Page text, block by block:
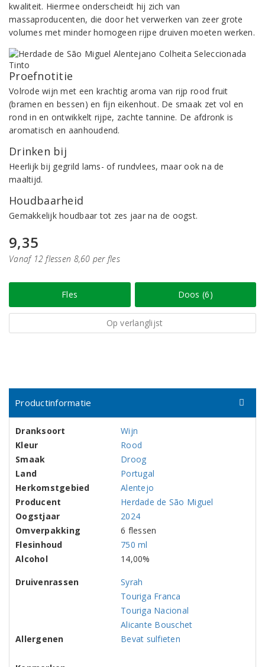
kwaliteit. Hiermee onderscheidt hij zich van
massaproducenten, die door het verwerken van zeer grote
volumes met minder homogeen rijpe druiven moeten werken.
Proefnotitie
Volrode wijn met een krachtig aroma van rijp rood fruit
(bramen en bessen) en fijn eikenhout. De smaak zet vol en
rond in en ontwikkelt rijpe, zachte tannine. De afdronk is
aromatisch en aanhoudend.
Drinken bij
Heerlijk bij gegrild lams- of rundvlees, maar ook na de
maaltijd.
Houdbaarheid
Gemakkelijk houdbaar tot zes jaar na de oogst.
9,35
Vanaf 12 flessen 8,60 per fles
Fles Doos (6)
Op verlanglijst
Productinformatie
Dranksoort
Wijn
Kleur
Rood
Smaak
Droog
Land
Portugal
Herkomstgebied
Alentejo
Producent
Herdade de São Miguel
Oogstjaar
2024
Omverpakking
6 flessen
Flesinhoud
750 ml
Alcohol
14,00%
Druivenrassen
Syrah
Touriga Franca
Touriga Nacional
Alicante Bouschet
Allergenen
Bevat sulfieten